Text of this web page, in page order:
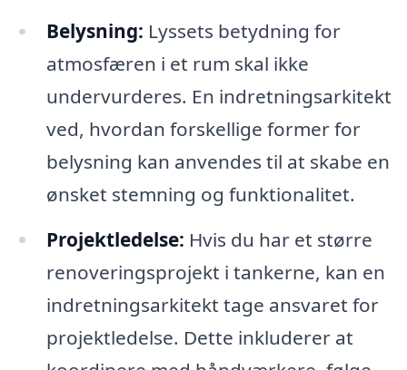
Belysning: Lyssets betydning for
atmosfæren i et rum skal ikke
undervurderes. En indretningsarkitekt
ved, hvordan forskellige former for
belysning kan anvendes til at skabe en
ønsket stemning og funktionalitet.
Projektledelse: Hvis du har et større
renoveringsprojekt i tankerne, kan en
indretningsarkitekt tage ansvaret for
projektledelse. Dette inkluderer at